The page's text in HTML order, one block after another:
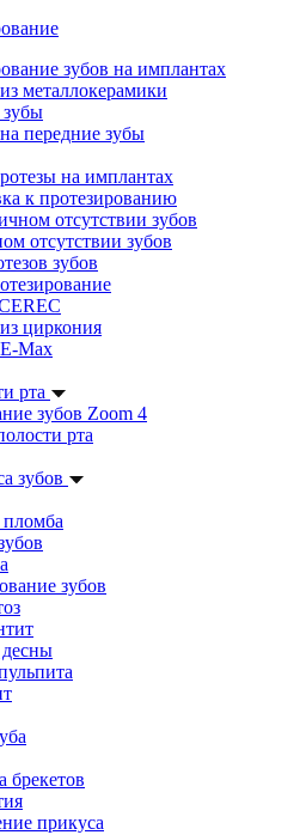
зубов на имплантах
металлокерамики
зубы
передние зубы
на имплантах
к протезированию
отсутствии зубов
отсутствии зубов
зубов
циркония
Max
рта
зубов Zoom 4
рта
зубов
пломба
зубов
десны
брекетов
прикуса